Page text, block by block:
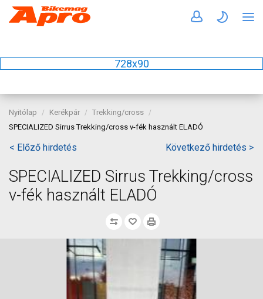
728x90
Nyitólap Kerékpár
Trekking/cross
SPECIALIZED Sirrus Trekking/cross v-fék használt ELADÓ
< Előző hirdetés Következő hirdetés >
SPECIALIZED Sirrus Trekking/cross
v-fék használt ELADÓ